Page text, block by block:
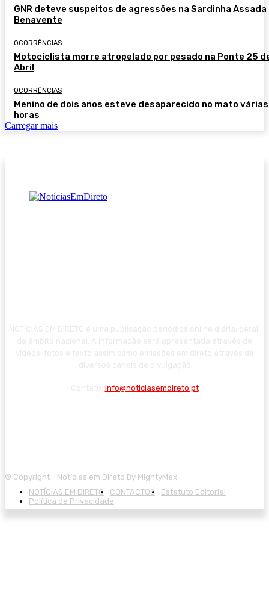
GNR deteve suspeitos de agressões na Sardinha Assada
Benavente
OCORRÊNCIAS
Motociclista morre atropelado por pesado na Ponte 25
Abril
OCORRÊNCIAS
Menino de dois anos esteve desaparecido no mato várias
horas
Carregar mais
info@noticiasemdireto.pt
© Copyright - Notícias em Direto By MightyMax
NOTÍCIAS EM DIRETO
CONTACTOS
Estatuto Editorial
Política de Privacidade